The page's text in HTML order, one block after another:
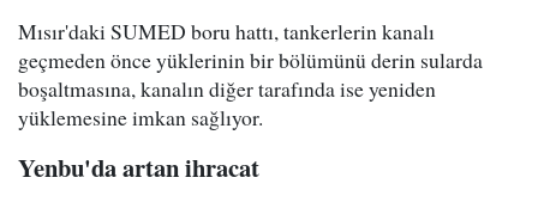
Mısır'daki SUMED boru hattı, tankerlerin kanalı
geçmeden önce yüklerinin bir bölümünü derin sularda
boşaltmasına, kanalın diğer tarafında ise yeniden
yüklemesine imkan sağlıyor.
Yenbu'da artan ihracat